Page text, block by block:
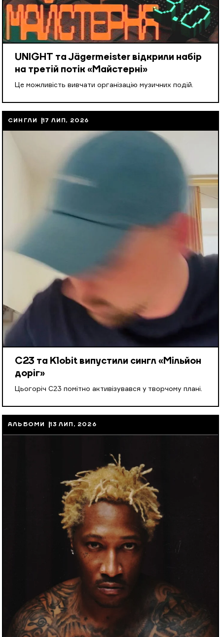
UNIGHT та Jägermeister відкрили набір
на третій потік «Майстерні»
Це можливість вивчати організацію музичних подій.
СИНГЛИ 17 ЛИП, 2026
С23 та Klobit випустили сингл «Мільйон
доріг»
Цьогоріч С23 помітно активізувався у творчому плані.
АЛЬБОМИ 13 ЛИП, 2026